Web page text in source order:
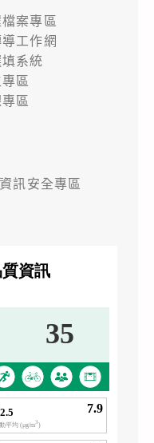
案專區
工作網
系統
區
區
資訊安全專區